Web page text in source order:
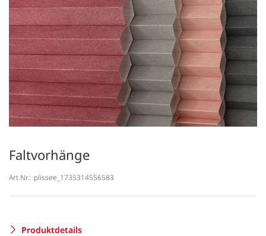
Faltvorhänge
Art.Nr.: plissee_1735314556583
Produktdetails